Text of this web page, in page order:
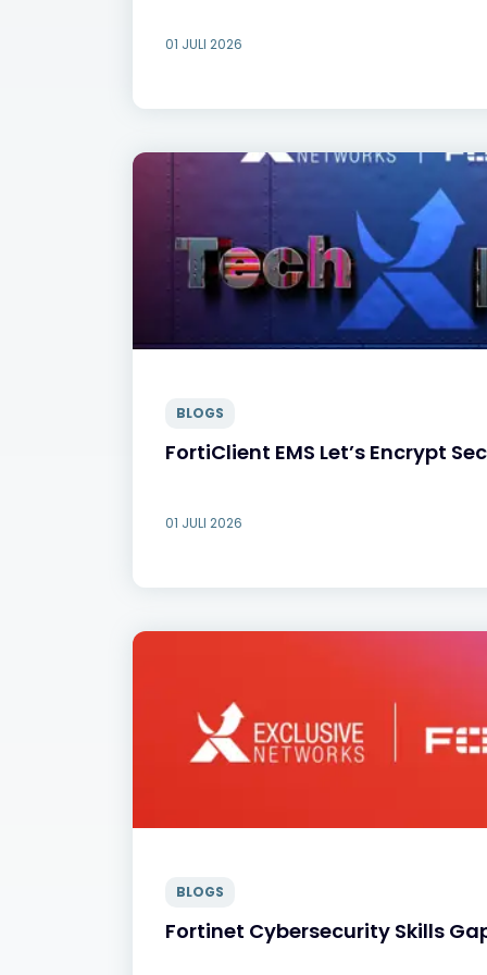
01 JULI 2026
BLOGS
FortiClient EMS Let’s Encrypt
01 JULI 2026
BLOGS
Fortinet Cybersecurity Skills